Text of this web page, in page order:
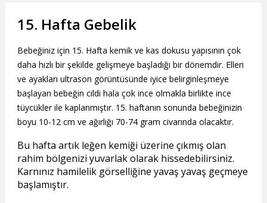
15. Hafta Gebelik
Bebeğiniz için 15. Hafta kemik ve kas dokusu yapısının çok
daha hızlı bir şekilde gelişmeye başladığı bir dönemdir. Elleri
ve ayakları ultrason görüntüsünde iyice belirginleşmeye
başlayan bebeğin cildi hala çok ince olmakla birlikte ince
tüycükler ile kaplanmıştır. 15. haftanın sonunda bebeğinizin
boyu 10-12 cm ve ağırlığı 70-74 gram civarında olacaktır.
Bu hafta artık leğen kemiği üzerine çıkmış olan
rahim bölgenizi yuvarlak olarak hissedebilirsiniz.
Karnınız hamilelik görselliğine yavaş yavaş geçmeye
başlamıştır.